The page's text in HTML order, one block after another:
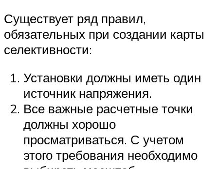
Существует ряд правил,
обязательных при создании карты
селективности:
Установки должны иметь один
источник напряжения.
Все важные расчетные точки
должны хорошо
просматриваться. С учетом
этого требования необходимо